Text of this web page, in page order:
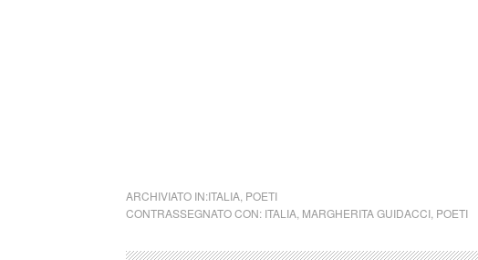
ARCHIVIATO IN:ITALIA POETI
CONTRASSEGNATO CON: ITALIA MARGHERITA GUIDACCI POETI